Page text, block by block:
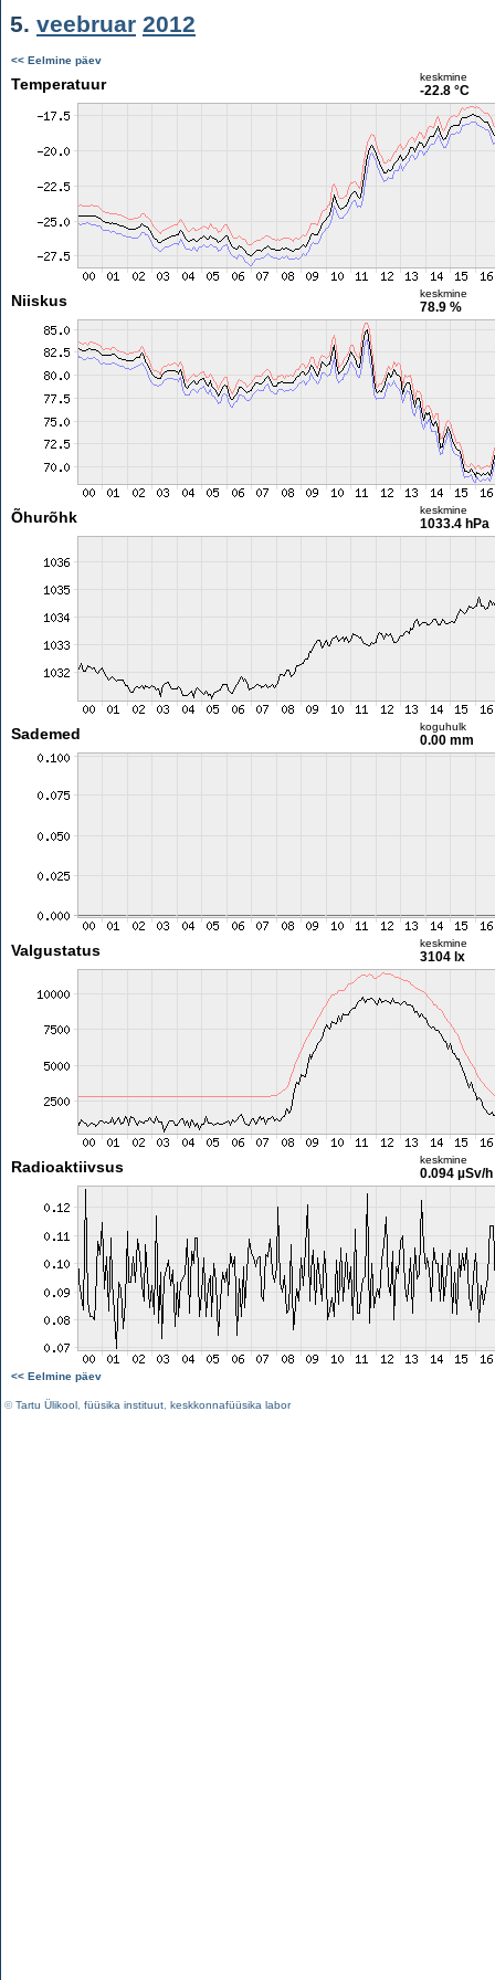
5. veebruar 2012
<< Eelmine päev
Temperatuur keskmine
-22.8 °C
Niiskus keskmine
78.9 %
Õhurõhk keskmine
1033.4 hPa
Sademed koguhulk
0.00 mm
Valgustatus keskmine
3104 lx
Radioaktiivsus keskmine
0.094 µSv/h
<< Eelmine päev
©Tartu Ülikool füüsika instituut keskkonnafüüsika labor